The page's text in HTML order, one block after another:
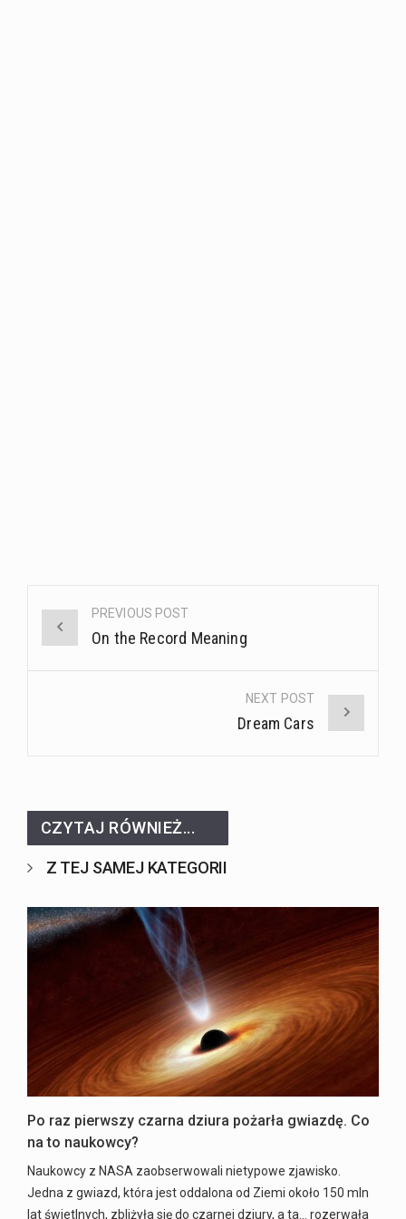
navigationPREVIOUS POST
On the Record Meaning
NEXT POST
Dream Cars
CZYTAJ RÓWNIEŻ...
Z TEJ SAMEJ KATEGORII
Po raz pierwszy czarna dziura pożarła gwiazdę. Co
na to naukowcy?
Naukowcy z NASA zaobserwowali nietypowe zjawisko.
Jedna z gwiazd, która jest oddalona od Ziemi około 150 mln
lat świetlnych, zbliżyła się do czarnej dziury, a ta... rozerwała